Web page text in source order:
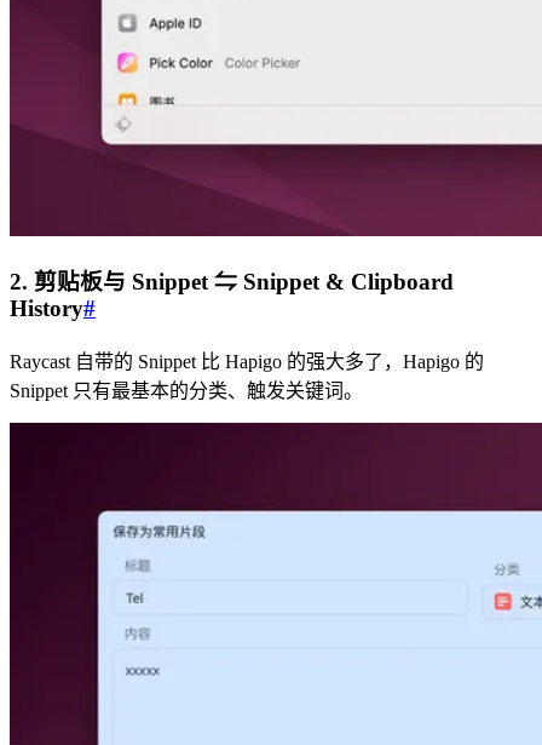
2. 剪贴板与 Snippet ⇋ Snippet & Clipboard
History#
Raycast 自带的 Snippet 比 Hapigo 的强大多了，Hapigo 的
Snippet 只有最基本的分类、触发关键词。